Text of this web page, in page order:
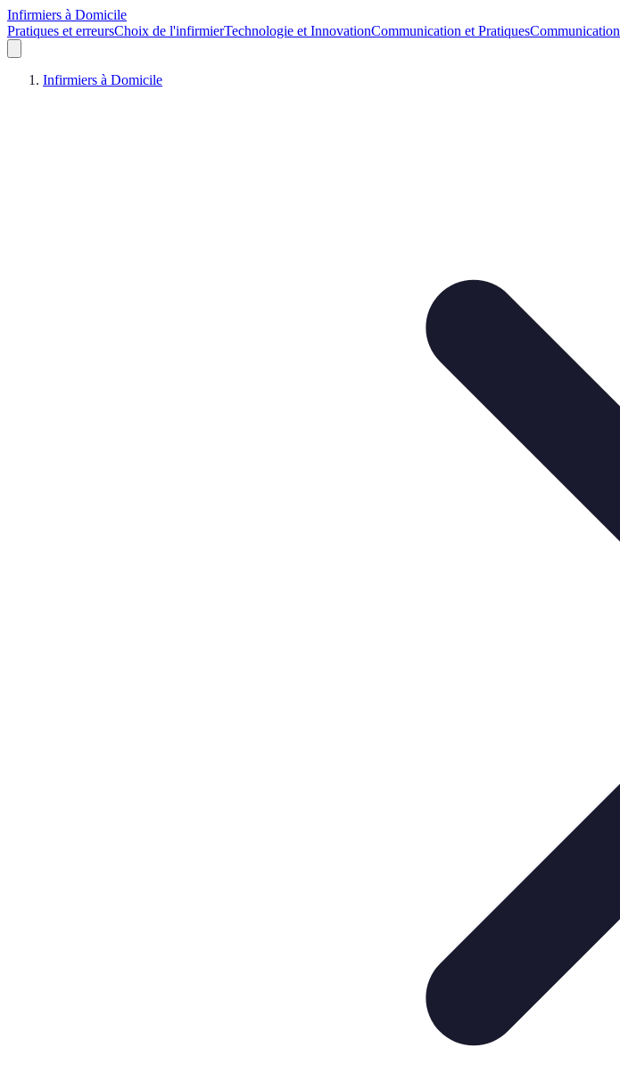
Infirmiers à Domicile
Pratiques et erreursChoix de l'infirmierTechnologie et InnovationCommunication et PratiquesCommunication
Infirmiers à Domicile